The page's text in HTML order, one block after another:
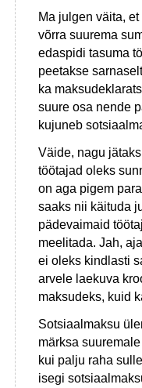
Ma julgen väita,
võrra suurema
edaspidi tasuma
peetakse
ka
suure osa nende
kujuneb
Väide, nagu
töötajad oleks
on aga pigem
saaks nii käituda
pädevaimaid
meelitada. Jah,
ei oleks kindlasti
arvele laekuva
maksudeks, kuid
Sotsiaalmaksu
märksa
kui palju raha
isegi